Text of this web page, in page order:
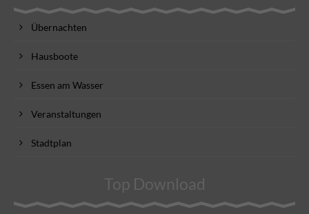
Übernachten
Hausboote
Essen am Wasser
Veranstaltungen
Stadtplan
Top Download